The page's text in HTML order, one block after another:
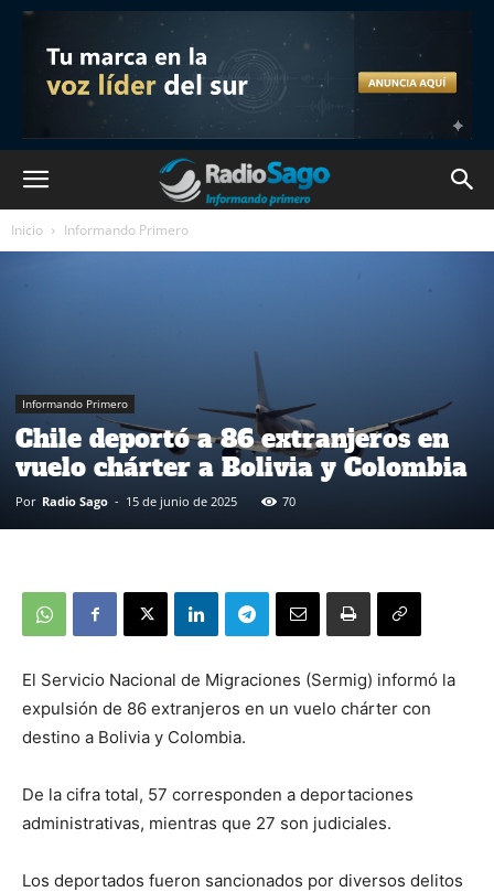
Inicio Informando Primero
Informando Primero
Chile deportó a 86 extranjeros en
vuelo chárter a Bolivia y Colombia
Por Radio Sago - 15 de junio de 2025 70
El Servicio Nacional de Migraciones (Sermig) informó la
expulsión de 86 extranjeros en un vuelo chárter con
destino a Bolivia y Colombia.
De la cifra total, 57 corresponden a deportaciones
administrativas, mientras que 27 son judiciales.
Los deportados fueron sancionados por diversos delitos